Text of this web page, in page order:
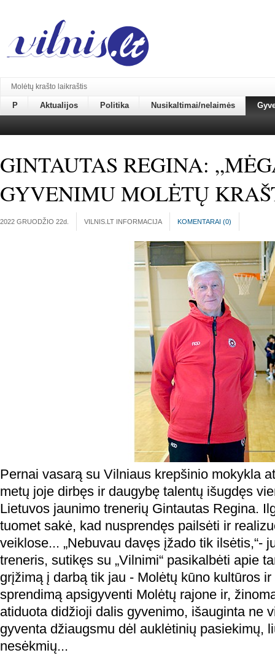
Molėtų krašto laikraštis
P Aktualijos Politika Nusikaltimai/nelaimės
GINTAUTAS REGINA:
GYVENIMU MOLĖTŲ
2022 GRUODŽIO 22d. VILNIS.LT INFORMACIJA KOMENTARAI (0)
Pernai vasarą su Vilniaus krepšinio mokykla
metų joje dirbęs ir daugybę talentų išugdęs
Lietuvos jaunimo trenerių Gintautas Regina.
tuomet sakė, kad nusprendęs pailsėti ir
veiklose... „Nebuvau davęs įžado tik ilsėtis,“-
treneris, sutikęs su „Vilnimi“ pasikalbėti apie
grįžimą į darbą tik jau - Molėtų kūno kultūros
sprendimą apsigyventi Molėtų rajone ir,
atiduota didžioji dalis gyvenimo, išauginta ne
gyventa džiaugsmu dėl auklėtinių pasiekimų,
nesėkmių...